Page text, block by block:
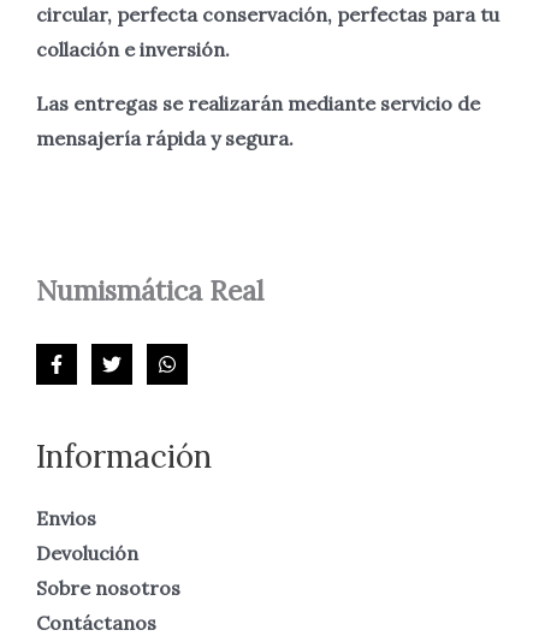
circular, perfecta conservación, perfectas para tu
collación e inversión.
Las entregas se realizarán mediante servicio de
mensajería rápida y segura.
NumismáticaReal
Información
Envios
Devolución
Sobre nosotros
Contáctanos